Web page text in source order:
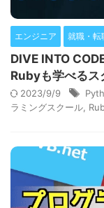
エンジニア 就職・転
DIVE INTO
Rubyも学べるス
2023/9/9
ラミングスクール